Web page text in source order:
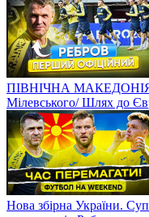
ПІВНІЧНА МАКЕДОНІЯ
Мілевського/ Шлях до
Нова збірна України.